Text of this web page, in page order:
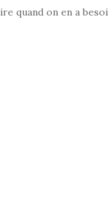
quand on en a